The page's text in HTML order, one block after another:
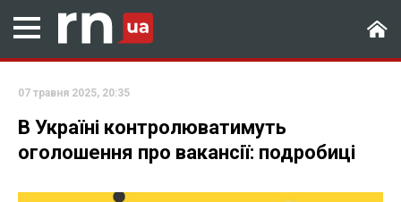
07 травня 2025, 20:35
В Україні контролюватимуть
оголошення про вакансії: подробиці